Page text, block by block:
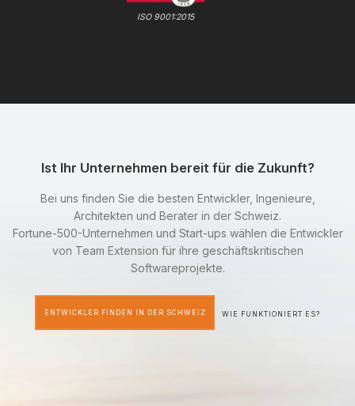
ISO 9001:2015
Ist Ihr Unternehmen bereit für die Zukunft?
Bei uns finden Sie die besten Entwickler, Ingenieure,
Architekten und Berater in der Schweiz.
Fortune-500-Unternehmen und Start-ups wählen die Entwickler
von Team Extension für ihre geschäftskritischen
Softwareprojekte.
ENTWICKLER FINDEN IN DER SCHWEIZ WIE FUNKTIONIERT ES?